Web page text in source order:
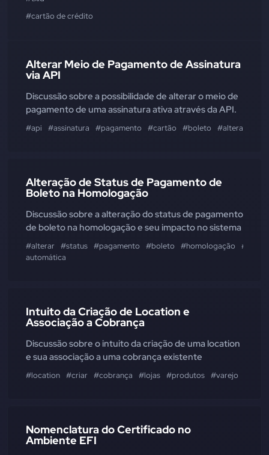
#cartão de crédito
Alterar Meio de Pagamento de Assinatura
via API
Discussão sobre a possibilidade de alterar o meio de
pagamento de uma assinatura ativa através da API.
#api #assinatura #pagamento #cartão #boleto #alterar
Alteração de Status de Pagamento de
Boleto na Homologação
Discussão sobre a alteração do status de pagamento
de boleto na homologação e seu impacto no sistema
#alterar #status #pagamento #boleto #homologação
automática
Intuito da Criação de Location e
Associação a Cobrança
Discussão sobre o intuito da criação de uma location
e sua associação a uma cobrança existente
#location #criar #cobrança #lojas #produtos #varejo
Nomenclatura do Certificado no
Ambiente EFI